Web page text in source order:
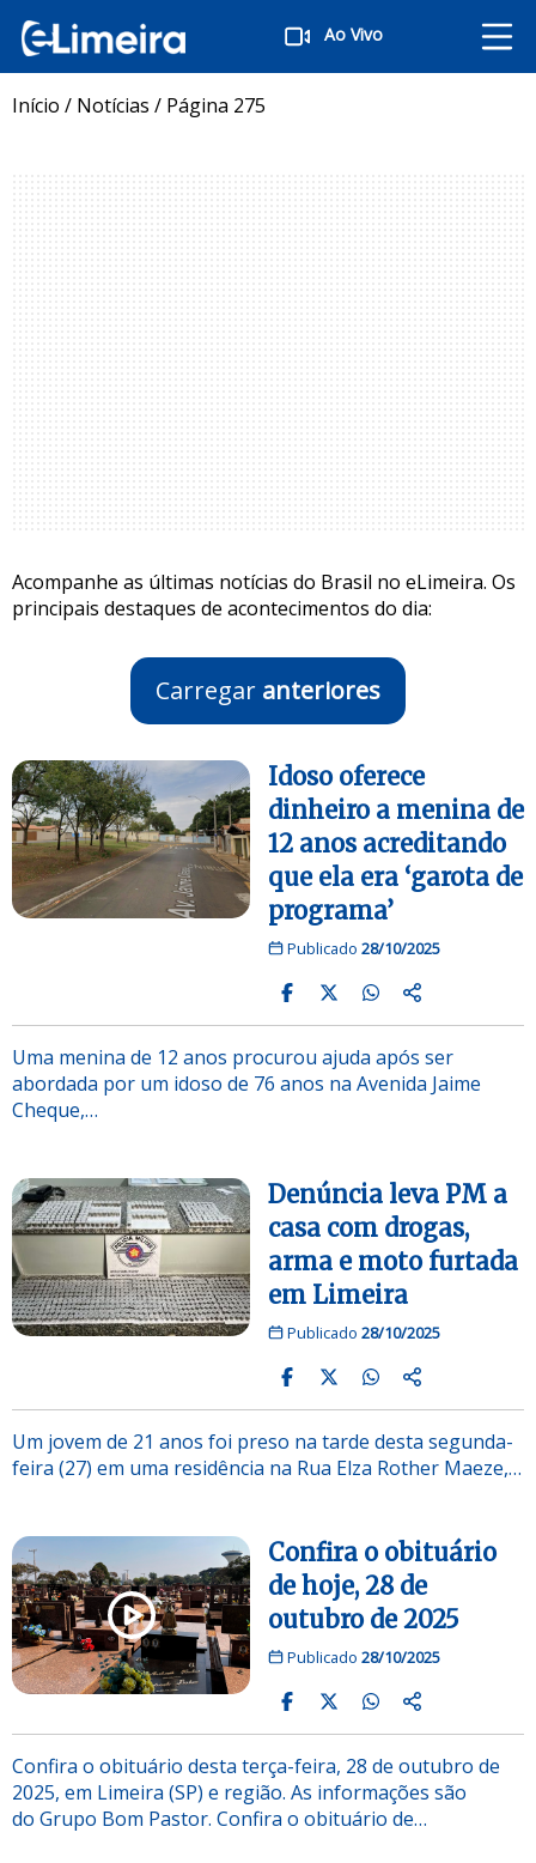
Ao Vivo
Início / Notícias / Página 275
Acompanhe as últimas notícias do Brasil no eLimeira. Os
principais destaques de acontecimentos do dia:
Carregar anteriores
Idoso oferece
dinheiro a menina de
12 anos acreditando
que ela era ‘garota de
programa’
Publicado 28/10/2025
Uma menina de 12 anos procurou ajuda após ser
abordada por um idoso de 76 anos na Avenida Jaime
Cheque,…
Denúncia leva PM a
casa com drogas,
arma e moto furtada
em Limeira
Publicado 28/10/2025
Um jovem de 21 anos foi preso na tarde desta segunda-
feira (27) em uma residência na Rua Elza Rother Maeze,…
Confira o obituário
de hoje, 28 de
outubro de 2025
Publicado 28/10/2025
Confira o obituário desta terça-feira, 28 de outubro de
2025, em Limeira (SP) e região. As informações são
do Grupo Bom Pastor. Confira o obituário de…